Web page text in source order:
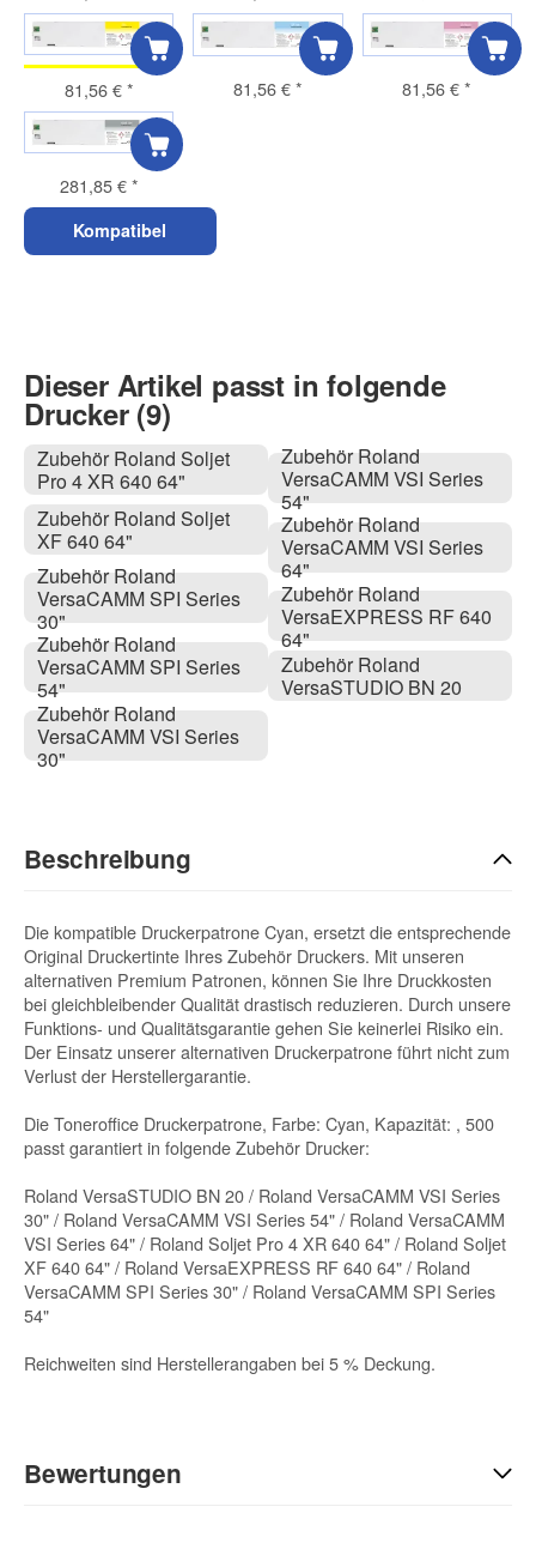
81,56 €* 81,56 €* 81,56 €*
281,85 €*
Kompatibel
Dieser Artikel passt in folgende
Drucker (9)
Zubehör Roland Soljet
Pro 4 XR 640 64"
Zubehör Roland Soljet
XF 640 64"
Zubehör Roland
VersaCAMM SPI Series
30"
Zubehör Roland
VersaCAMM SPI Series
54"
Zubehör Roland
VersaCAMM VSI Series
30"
Zubehör Roland
VersaCAMM VSI Series
54"
Zubehör Roland
VersaCAMM VSI Series
64"
Zubehör Roland
VersaEXPRESS RF 640
64"
Zubehör Roland
VersaSTUDIO BN 20
Beschreibung
Die kompatible Druckerpatrone Cyan, ersetzt die entsprechende
Original Druckertinte Ihres Zubehör Druckers. Mit unseren
alternativen Premium Patronen, können Sie Ihre Druckkosten
bei gleichbleibender Qualität drastisch reduzieren. Durch unsere
Funktions- und Qualitätsgarantie gehen Sie keinerlei Risiko ein.
Der Einsatz unserer alternativen Druckerpatrone führt nicht zum
Verlust der Herstellergarantie.
Die Toneroffice Druckerpatrone, Farbe: Cyan, Kapazität: , 500
passt garantiert in folgende Zubehör Drucker:
Roland VersaSTUDIO BN 20 / Roland VersaCAMM VSI Series
30" / Roland VersaCAMM VSI Series 54" / Roland VersaCAMM
VSI Series 64" / Roland Soljet Pro 4 XR 640 64" / Roland Soljet
XF 640 64" / Roland VersaEXPRESS RF 640 64" / Roland
VersaCAMM SPI Series 30" / Roland VersaCAMM SPI Series
54"
Reichweiten sind Herstellerangaben bei 5 % Deckung.
Bewertungen